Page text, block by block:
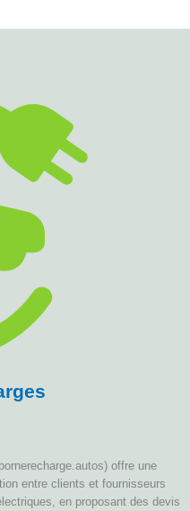
offre une
entre clients et fournisseurs
en proposant des devis